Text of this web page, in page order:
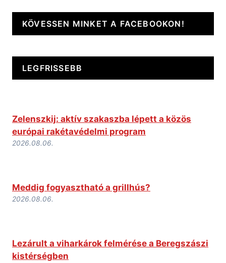
KÖVESSEN MINKET A FACEBOOKON!
LEGFRISSEBB
Zelenszkij: aktív szakaszba lépett a közös
európai rakétavédelmi program
2026.08.06.
Meddig fogyasztható a grillhús?
2026.08.06.
Lezárult a viharkárok felmérése a Beregszászi
kistérségben